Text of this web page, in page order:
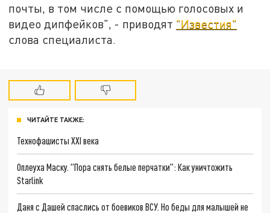
почты, в том числе с помощью голосовых и
видео дипфейков", - приводят "Известия"
слова специалиста.
ЧИТАЙТЕ ТАКЖЕ:
Технофашисты XXI века
Оплеуха Маску. "Пора снять белые перчатки": Как уничтожить
Starlink
Даня с Дашей спаслись от боевиков ВСУ. Но беды для малышей не